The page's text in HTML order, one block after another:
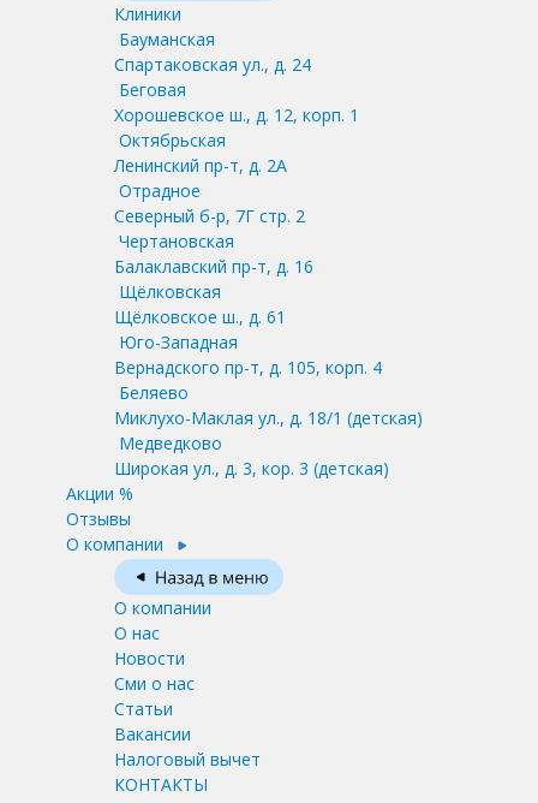
Клиники
Бауманская
Спартаковская ул., д. 24
Беговая
Хорошевское ш., д. 12, корп. 1
Октябрьская
Ленинский пр-т, д. 2А
Отрадное
Северный б-р, 7Г стр. 2
Чертановская
Балаклавский пр-т, д. 16
Щёлковская
Щёлковское ш., д. 61
Юго-Западная
Вернадского пр-т, д. 105, корп. 4
Беляево
Миклухо-Маклая ул., д. 18/1 (детская)
Медведково
Широкая ул., д. 3, кор. 3 (детская)
Акции %
Отзывы
О компании
О компании
О нас
Новости
Сми о нас
Статьи
Вакансии
Налоговый вычет
КОНТАКТЫ